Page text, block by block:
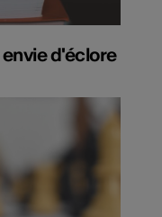
d'éclore